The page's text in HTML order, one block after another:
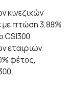
κινεζικών
με πτώση 3,88%
CSI300
εταιριών
φέτος,